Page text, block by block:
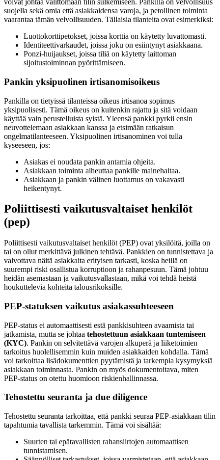
voivat johtaa välittömään tilin sulkemiseen. Pankilla on velvollisuus
suojella sekä omia että asiakkaidensa varoja, ja petollinen toiminta
vaarantaa tämän velvollisuuden. Tällaisia tilanteita ovat esimerkiksi:
Luottokorttipetokset, joissa korttia on käytetty luvattomasti.
Identiteettivarkaudet, joissa joku on esiintynyt asiakkaana.
Ponzi-huijaukset, joissa tiliä on käytetty laittoman
sijoitustoiminnan pyörittämiseen.
Pankin yksipuolinen irtisanomisoikeus
Pankilla on tietyissä tilanteissa oikeus irtisanoa sopimus
yksipuolisesti. Tämä oikeus on kuitenkin rajattu ja sitä voidaan
käyttää vain perustelluista syistä. Yleensä pankki pyrkii ensin
neuvottelemaan asiakkaan kanssa ja etsimään ratkaisun
ongelmatilanteeseen. Yksipuolinen irtisanominen voi tulla
kyseeseen, jos:
Asiakas ei noudata pankin antamia ohjeita.
Asiakkaan toiminta aiheuttaa pankille mainehaitaa.
Asiakkaan ja pankin välinen luottamus on vakavasti
heikentynyt.
Poliittisesti vaikutusvaltaiset henkilöt
(pep)
Poliittisesti vaikutusvaltaiset henkilöt (PEP) ovat yksilöitä, joilla on
tai on ollut merkittävä julkinen tehtävä. Pankkien on tunnistettava ja
valvottava näitä asiakkaita erityisen tarkasti, koska heillä on
suurempi riski osallistua korruptioon ja rahanpesuun. Tämä johtuu
heidän asemastaan ja vaikutusvallastaan, mikä voi tehdä heistä
houkuttelevia kohteita talousrikoksille.
PEP-statuksen vaikutus asiakassuhteeseen
PEP-status ei automaattisesti estä pankkisuhteen avaamista tai
jatkamista, mutta se johtaa tehostettuun asiakkaan tuntemiseen
(KYC). Pankin on selvitettävä varojen alkuperä ja liiketoimien
tarkoitus huolellisemmin kuin muiden asiakkaiden kohdalla. Tämä
voi tarkoittaa lisädokumenttien pyytämistä ja tarkempia kysymyksiä
asiakkaan toiminnasta. Pankin on myös dokumentoitava, miten
PEP-status on otettu huomioon riskienhallinnassa.
Tehostettu seuranta ja due diligence
Tehostettu seuranta tarkoittaa, että pankki seuraa PEP-asiakkaan tilin
tapahtumia tavallista tarkemmin. Tämä voi sisältää:
Suurten tai epätavallisten rahansiirtojen automaattisen
tunnistamisen.